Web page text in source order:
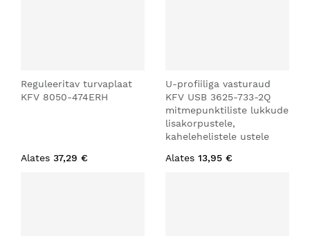
Reguleeritav turvaplaat
KFV 8050-474ERH
Alates 37,29 €
U-profiiliga vasturaud
KFV USB 3625-733-2Q
mitmepunktiliste lukkude
lisakorpustele,
kahelehelistele ustele
Alates 13,95 €